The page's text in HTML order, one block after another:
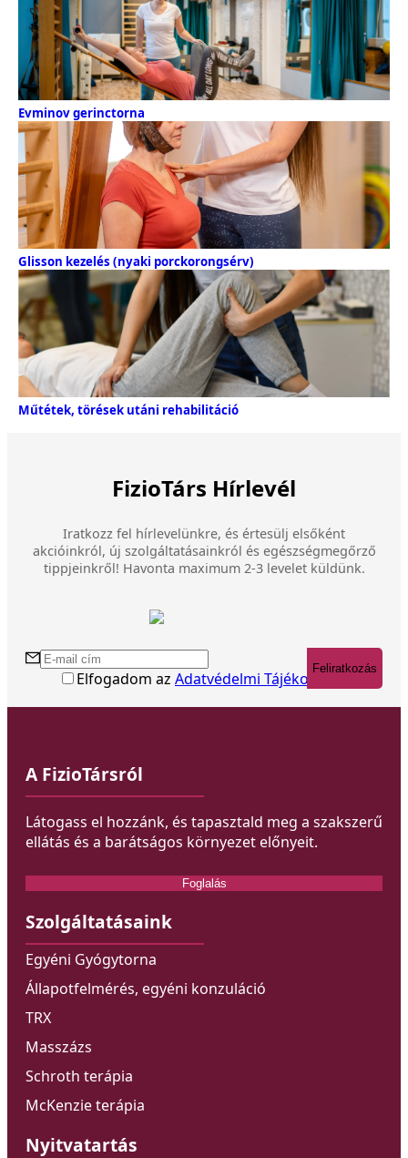
Evminov gerinctorna
Glisson kezelés (nyaki porckorongsérv)
Műtétek, törések utáni rehabilitáció
FizioTárs Hírlevél
Iratkozz fel hírlevelünkre, és értesülj elsőként
akcióinkról, új szolgáltatásainkról és egészségmegőrző
tippjeinkről! Havonta maximum 2-3 levelet küldünk.
Feliratkozás
Elfogadom az Adatvédelmi Tájékoztatót
A FizioTársról
Látogass el hozzánk, és tapasztald meg a szakszerű
ellátás és a barátságos környezet előnyeit.
Foglalás
Szolgáltatásaink
Egyéni Gyógytorna
Állapotfelmérés, egyéni konzuláció
TRX
Masszázs
Schroth terápia
McKenzie terápia
Nyitvatartás